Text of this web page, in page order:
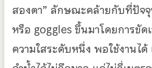
สองตา” ลักษณะคล้ายกับที่ปัจ
หรือ goggles ขึ้นมาโดยการขั
ความใสระดับหนึ่ง พอใช้งานไ